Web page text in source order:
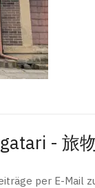
- 旅
per E-Mail